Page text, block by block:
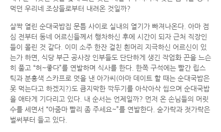
먹던 우리네 조상들로부터 내려온 것일까?
살짝 열린 순대국밥집 문틈 사이로 실내의 열기가 빠져나온다. 아마 점
심 전부터 동네 어르신들께서 행차하신 후에 시간이 되자 근처 직장인
들이 몰린 것 같다. 이미 소주 한잔 걸친 흰머리 지극하신 어르신이 있
는가 하면, 식당 부근 공사장 인부들도 단단하게 생긴 작업화 끈을 느슨
히 풀고 “허~좋다”를 연발하며 식사를 한다. 한쪽 구석에는 빨간 립스
틱과 분홍색 스카프로 멋을 낸 아가씨(아마 데이트 할 때는 순대국밥은
못 먹는다고 하겠지?)도 큼지막한 깍두기를 아삭아삭 씹으며 순대국밥
을 애타게 기다리고 있다. 내 순서는 언제일까? 먼저 온 손님들의 머릿
수를 세면서 “아줌마 빨리 좀 주세요~”를 연발한다. 숟가락과 젓가락은
벌써부터 들고 있다.